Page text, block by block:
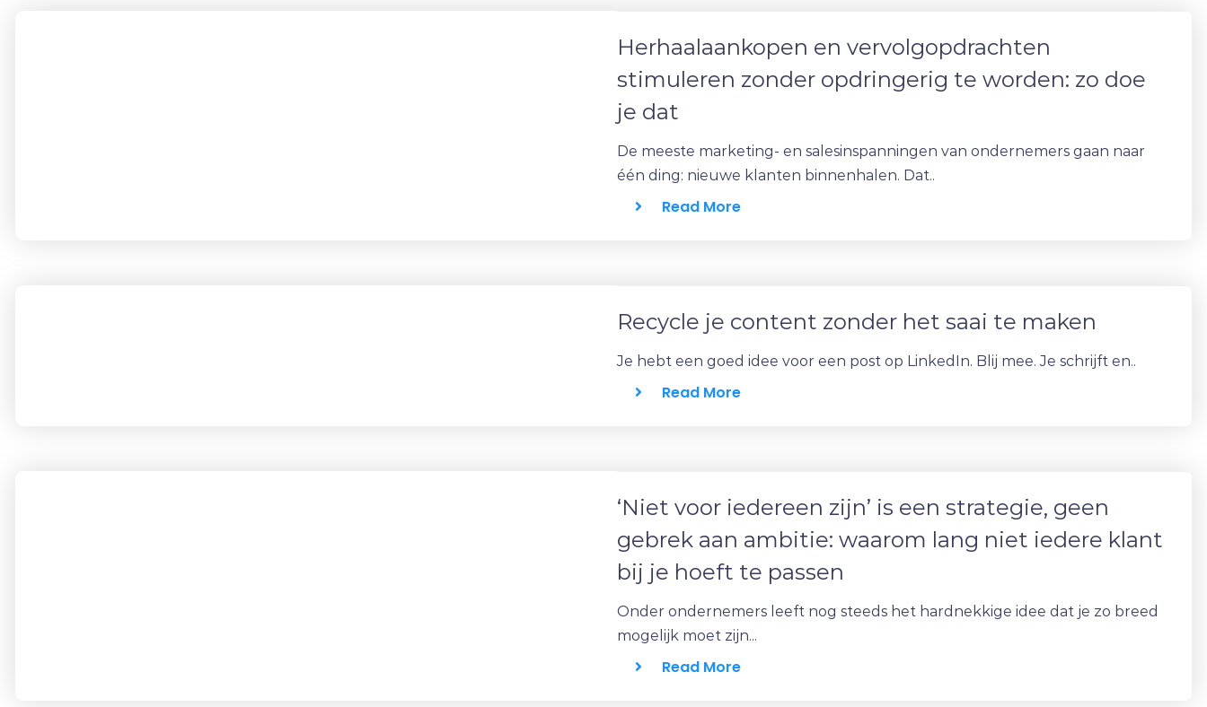
Herhaalaankopen en vervolgopdrachten
stimuleren zonder opdringerig te worden: zo doe
je dat
De meeste marketing- en salesinspanningen van ondernemers gaan naar
één ding: nieuwe klanten binnenhalen. Dat..
Read More
Recycle je content zonder het saai te maken
Je hebt een goed idee voor een post op LinkedIn. Blij mee. Je schrijft en..
Read More
‘Niet voor iedereen zijn’ is een strategie, geen
gebrek aan ambitie: waarom lang niet iedere klant
bij je hoeft te passen
Onder ondernemers leeft nog steeds het hardnekkige idee dat je zo breed
mogelijk moet zijn...
Read More